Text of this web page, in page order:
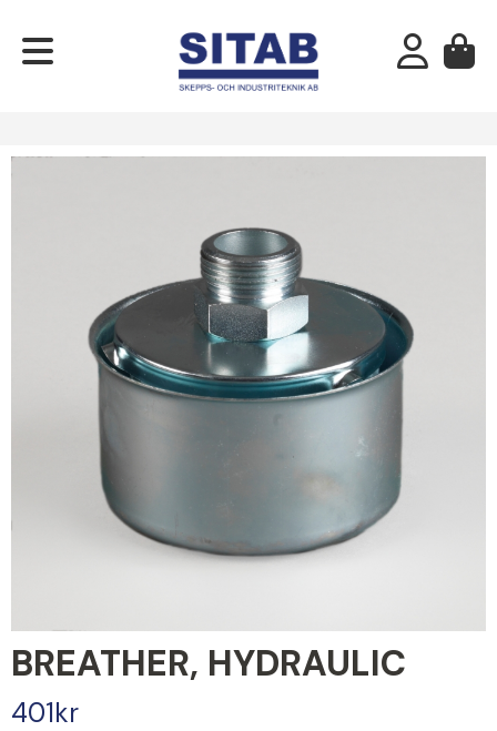
BREATHER, HYDRAULIC
401kr